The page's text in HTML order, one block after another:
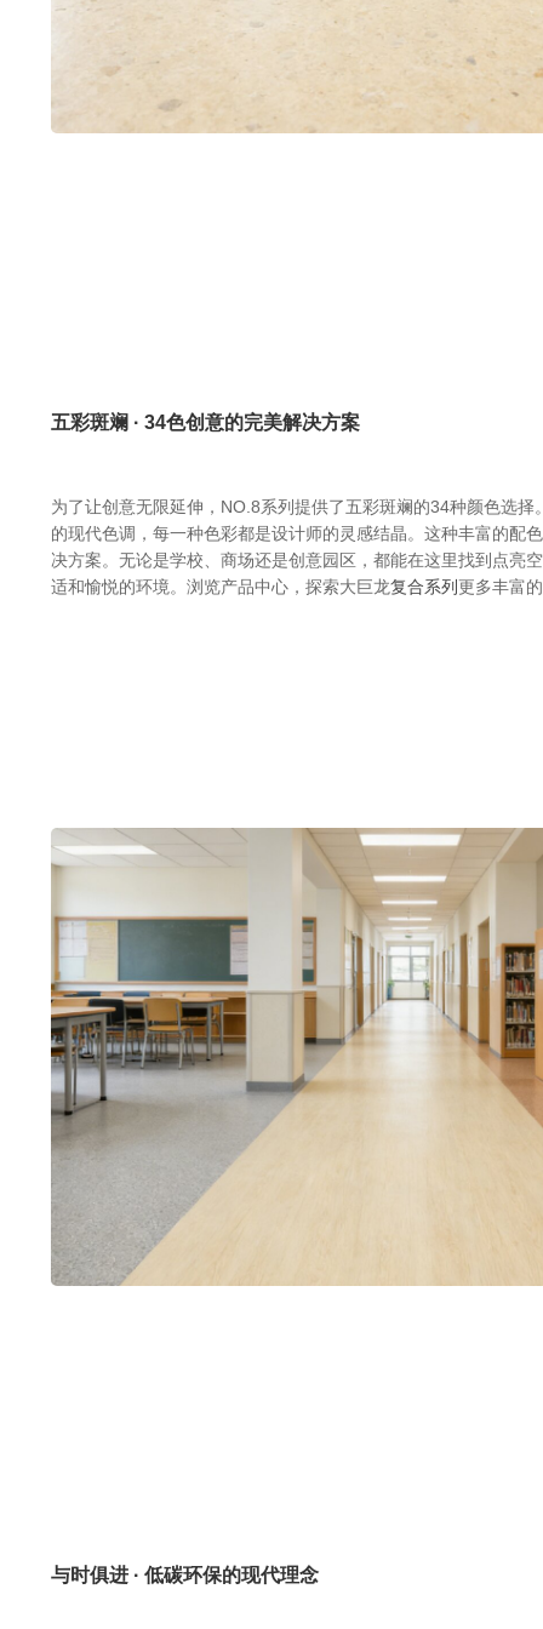
五彩斑斓 · 34色创意的完美解决方案
为了让创意无限延伸，NO.8系列提供了五彩斑斓的34种颜色选
的现代色调，每一种色彩都是设计师的灵感结晶。这种丰富的配
决方案。无论是学校、商场还是创意园区，都能在这里找到点亮
适和愉悦的环境。浏览产品中心，探索大巨龙复合系列更多丰富
与时俱进 · 低碳环保的现代理念